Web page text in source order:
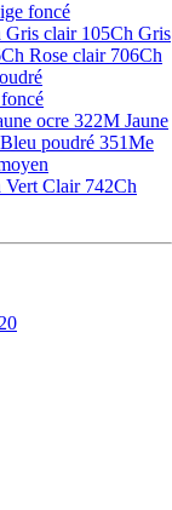
foncé
105Ch Gris
706Ch
322M Jaune
351Me
742Ch